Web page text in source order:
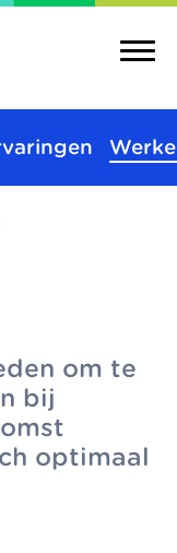
Morgen
om te
bij
optimaal